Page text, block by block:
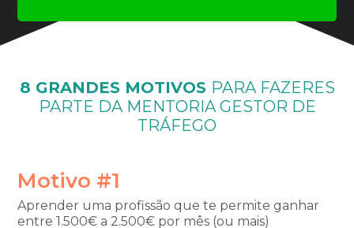
8 GRANDES MOTIVOS PARA FAZERES
PARTE DA MENTORIA GESTOR DE
TRÁFEGO
Motivo #1
Aprender uma profissão que te permite ganhar
entre 1.500€ a 2.500€ por mês (ou mais)